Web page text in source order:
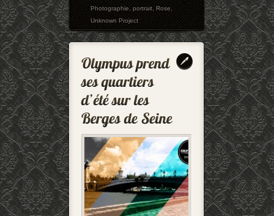
Photographie,portrait,Rose,
Unknown Project